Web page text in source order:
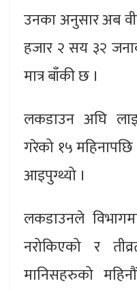
उनका अनुसार अब
हजार २ सय ३२
मात्र बाँकी छ ।
लकडाउन अघि
गरेको १५
आइपुग्थ्यो ।
लकडाउनले
नरोकिएको र
मानिसहरुको